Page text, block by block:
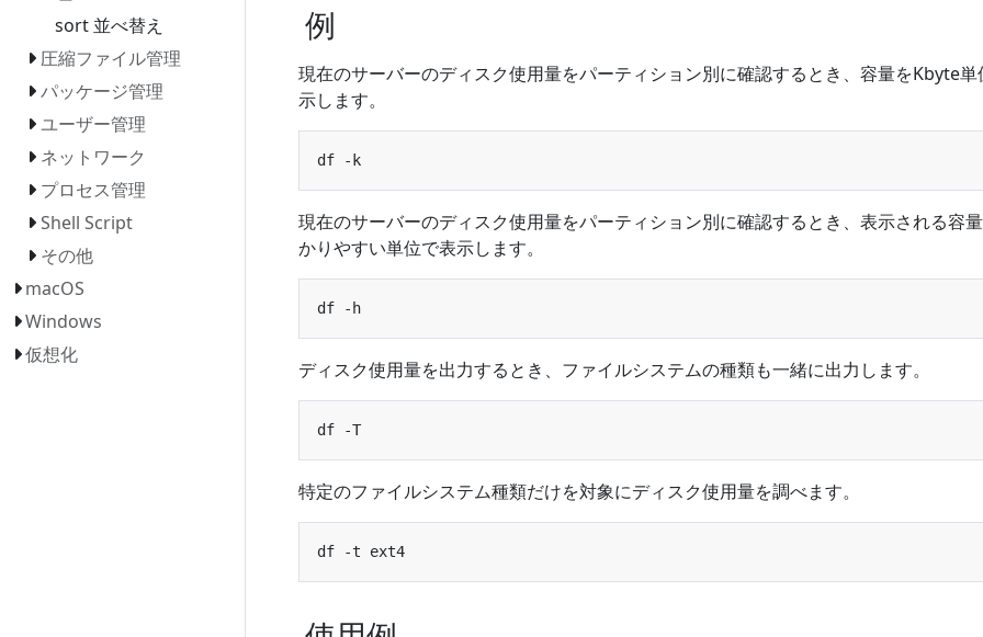
sort 並べ替え
圧縮ファイル管理
パッケージ管理
ユーザー管理
ネットワーク
プロセス管理
Shell Script
その他
macOS
Windows
仮想化
例
現在のサーバーのディスク使用量をパーティション別に確認するとき、容量をKbyte単
示します。
現在のサーバーのディスク使用量をパーティション別に確認するとき、表示される容
かりやすい単位で表示します。
ディスク使用量を出力するとき、ファイルシステムの種類も一緒に出力します。
特定のファイルシステム種類だけを対象にディスク使用量を調べます。